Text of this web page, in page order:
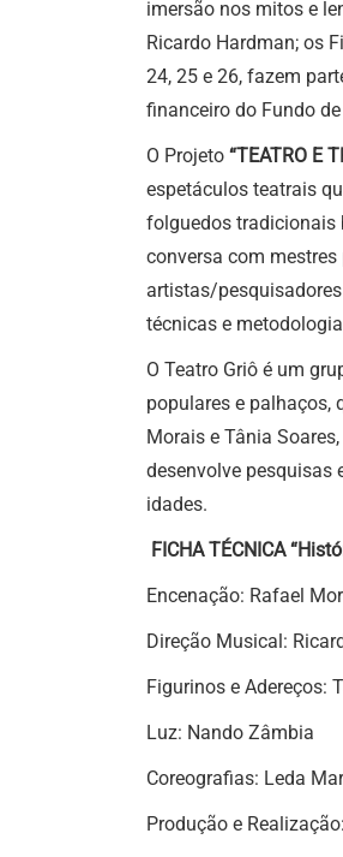
imersão nos mitos e
Ricardo Hardman; os
24, 25 e 26, fazem
financeiro do Fundo
O Projeto “TEATRO E
espetáculos teatrais
folguedos tradicionais
conversa com
artistas/
técnicas e
O Teatro Griô é um
populares e palhaços,
Morais e Tânia
desenvolve pesquisas
idades.
FICHA TÉCNICA
Encenação: Rafael
Direção Musical:
Figurinos e Adereços:
Luz: Nando Zâmbia
Coreografias: Leda
Produção e